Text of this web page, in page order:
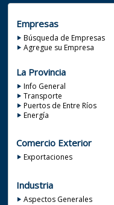
Empresas
Búsqueda de Empresas
Agregue su Empresa
La Provincia
Info General
Transporte
Puertos de Entre Ríos
Energía
Comercio Exterior
Exportaciones
Industria
Aspectos Generales